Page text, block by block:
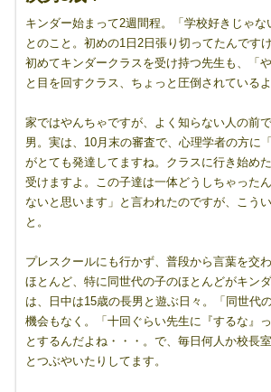
キンダー始まって2週間程。「学校好きじゃな
とのこと。初めの1日2日張り切ってたんで
初めてキンダークラスを受け持つ先生も、「
と目を回すクラス、ちょっと圧倒されているよ
家ではやんちゃですが、よく知らない人の前
男。実は、10月末の審査で、心理学者の方に
がとても発達してますね。クラスに行き始め
受けますよ。この子達は一体どうしちゃった
ないと思います」と言われたのですが、こう
と。
プレスクールにも行かず、普段から言葉を交
ほとんど、特に同世代の子のほとんどがキン
は、日中は15歳の長男と遊ぶ日々。「同世代
機会もなく。「十回ぐらい先生に『するな』
とするんだよね・・・。で、毎日何人か校長
とつぶやいたりしてます。